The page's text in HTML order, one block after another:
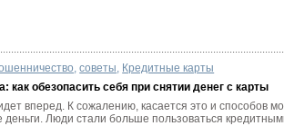
,советы, Кредитные карты
как обезопасить себя при снятии денег с карты
вперед. К сожалению, касается это и способов
деньги. Люди стали больше пользоваться